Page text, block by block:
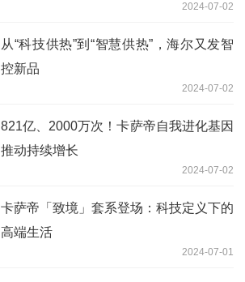
2024-07-02
从“科技供热”到“智慧供热”，海尔又发智
控新品
2024-07-02
821亿、2000万次！卡萨帝自我进化基因
推动持续增长
2024-07-02
卡萨帝「致境」套系登场：科技定义下的
高端生活
2024-07-01